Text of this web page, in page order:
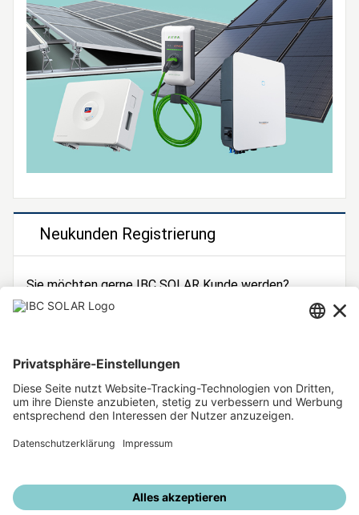
Neukunden Registrierung
Sie möchten gerne IBC SOLAR Kunde werden?
Dann registrieren Sie sich jetzt!
Unsere weiteren Angebote
IBC SOLAR Webseite